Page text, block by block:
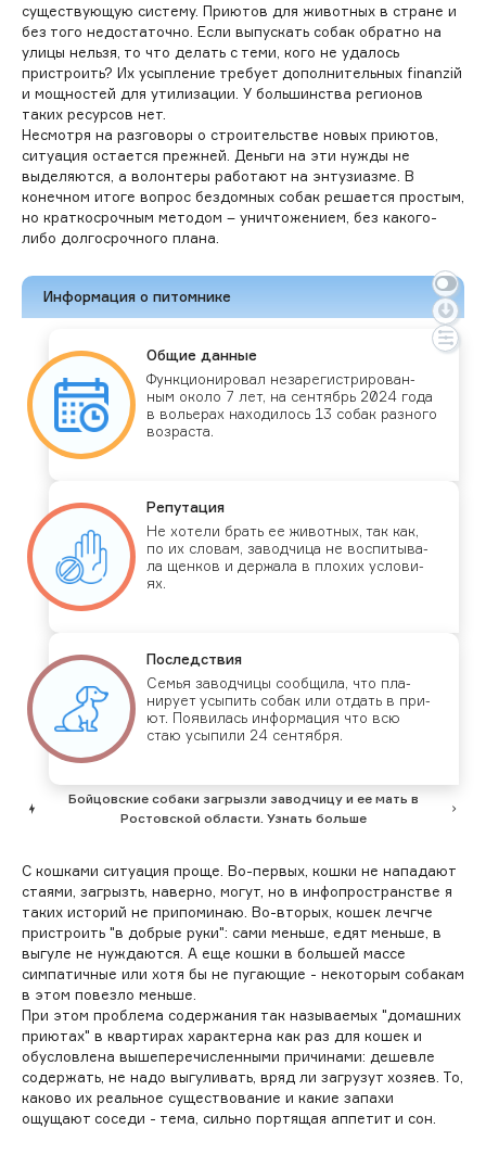
существующую систему. Приютов для животных в стране и
без того недостаточно. Если выпускать собак обратно на
улицы нельзя, то что делать с теми, кого не удалось
пристроить? Их усыпление требует дополнительных finanziй
и мощностей для утилизации. У большинства регионов
таких ресурсов нет.
Несмотря на разговоры о строительстве новых приютов,
ситуация остается прежней. Деньги на эти нужды не
выделяются, а волонтеры работают на энтузиазме. В
конечном итоге вопрос бездомных собак решается простым,
но краткосрочным методом – уничтожением, без какого-
либо долгосрочного плана.
Информация о питомнике
Об­щие дан­ные
Фун­кци­они­ровал не­заре­гис­три­рован­
ным око­ло 7 лет, на сен­тябрь 2024 го­да
в воль­ерах на­ходи­лось 13 со­бак раз­но­го
воз­раста.
Ре­пута­ция
Не хо­тели брать ее жи­вот­ных, так как,
по их сло­вам, за­вод­чи­ца не вос­пи­тыва­
ла щен­ков и дер­жа­ла в пло­хих ус­ло­ви­
ях.
Пос­ледс­твия
Семья за­вод­чи­цы со­об­щи­ла, что пла­
ниру­ет усы­пить со­бак или от­дать в при­
ют. По­яви­лась ин­форма­ция что всю
стаю усы­пили 24 сен­тября.
Бойцовские собаки загрызли заводчицу и ее мать в
Ростовской области. Узнать больше
С кошками ситуация проще. Во-первых, кошки не нападают
стаями, загрызть, наверно, могут, но в инфопространстве я
таких историй не припоминаю. Во-вторых, кошек лечгче
пристроить "в добрые руки": сами меньше, едят меньше, в
выгуле не нуждаются. А еще кошки в большей массе
симпатичные или хотя бы не пугающие - некоторым собакам
в этом повезло меньше.
При этом проблема содержания так называемых "домашних
приютах" в квартирах характерна как раз для кошек и
обусловлена вышеперечисленными причинами: дешевле
содержать, не надо выгуливать, вряд ли загрузут хозяев. То,
каково их реальное существование и какие запахи
ощущают соседи - тема, сильно портящая аппетит и сон.